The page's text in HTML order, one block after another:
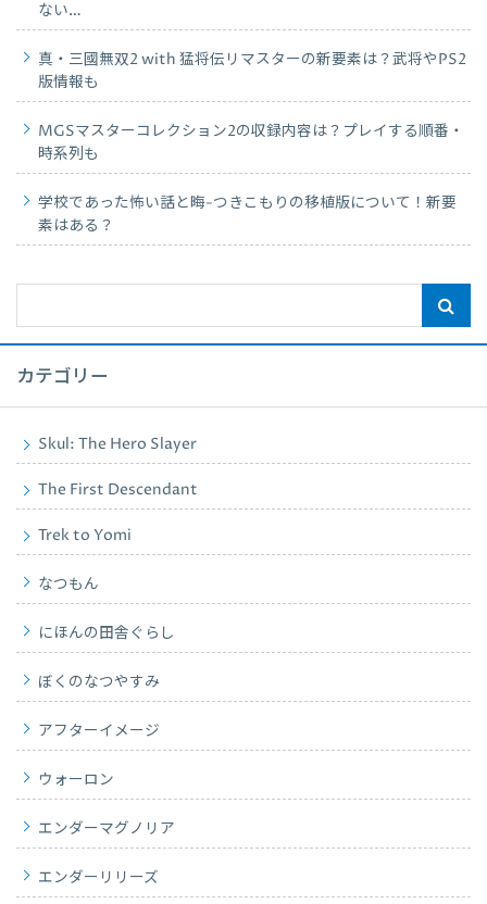
ない…
真・三國無双2 with 猛将伝リマスターの新要素は？武将やPS2
版情報も
MGSマスターコレクション2の収録内容は？プレイする順番・
時系列も
学校であった怖い話と晦-つきこもりの移植版について！新要
素はある？
カテゴリー
Skul: The Hero Slayer
The First Descendant
Trek to Yomi
なつもん
にほんの田舎ぐらし
ぼくのなつやすみ
アフターイメージ
ウォーロン
エンダーマグノリア
エンダーリリーズ